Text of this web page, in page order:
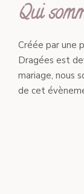
Qui
Créée par une
Dragées est
mariage, nous
de cet